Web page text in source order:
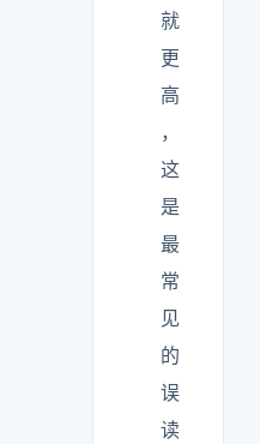
就
更
高
，
这
是
最
常
见
的
误
读